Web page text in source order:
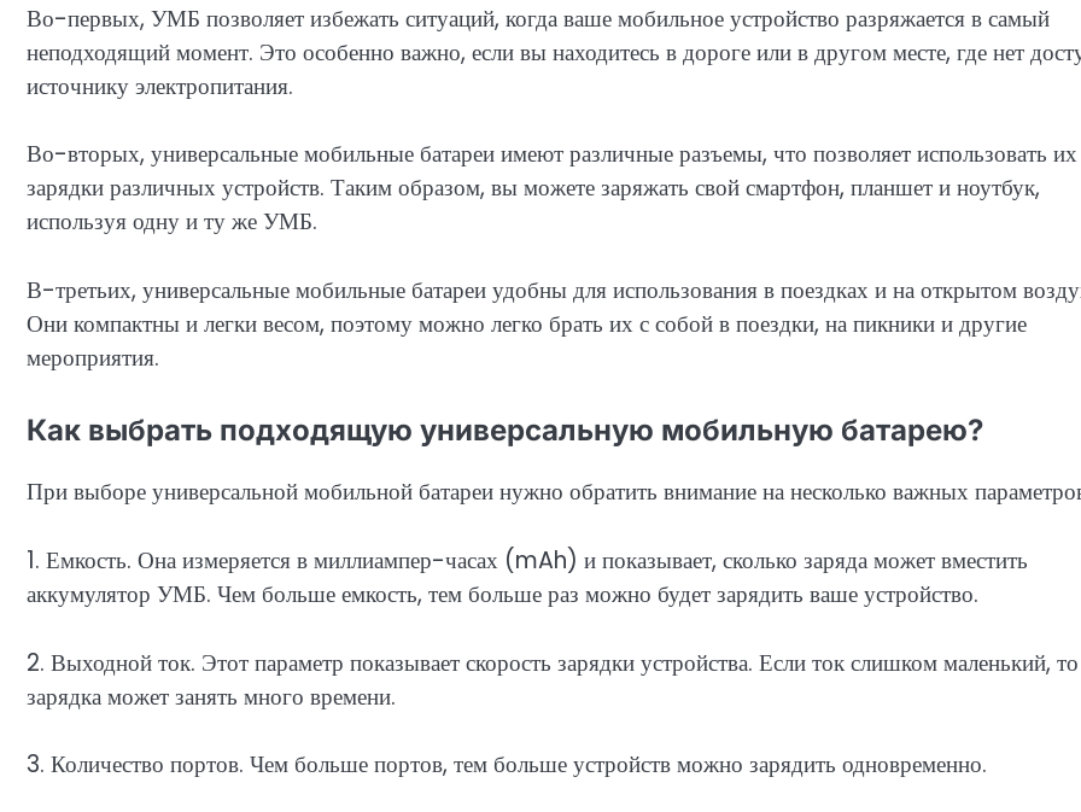
Во-первых, УМБ позволяет избежать ситуаций, когда ваше мобильное устройство разряжается в самый
неподходящий момент. Это особенно важно, если вы находитесь в дороге или в другом месте, где нет
источнику электропитания.
Во-вторых, универсальные мобильные батареи имеют различные разъемы, что позволяет использовать
зарядки различных устройств. Таким образом, вы можете заряжать свой смартфон, планшет и ноутбук,
используя одну и ту же УМБ.
В-третьих, универсальные мобильные батареи удобны для использования в поездках и на открытом
Они компактны и легки весом, поэтому можно легко брать их с собой в поездки, на пикники и другие
мероприятия.
Как выбрать подходящую универсальную мобильную батарею?
При выборе универсальной мобильной батареи нужно обратить внимание на несколько важных
1. Емкость. Она измеряется в миллиампер-часах (mAh) и показывает, сколько заряда может вместить
аккумулятор УМБ. Чем больше емкость, тем больше раз можно будет зарядить ваше устройство.
2. Выходной ток. Этот параметр показывает скорость зарядки устройства. Если ток слишком маленький, то
зарядка может занять много времени.
3. Количество портов. Чем больше портов, тем больше устройств можно зарядить одновременно.